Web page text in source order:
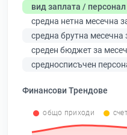
вид заплата / персонал
средна нетна месечна
средна брутна месечна
среден бюджет за
средносписъчен
Финансови Трендове
общо приходи